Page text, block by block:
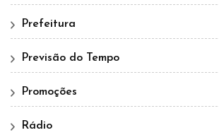
Prefeitura
Previsão do Tempo
Promoções
Rádio